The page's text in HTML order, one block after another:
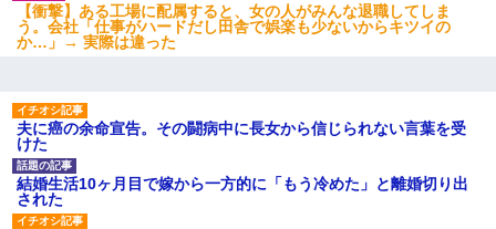
【衝撃】ある工場に配属すると、女の人がみんな退職してしま
う。会社「仕事がハードだし田舎で娯楽も少ないからキツイの
か…」→ 実際は違った
夫に癌の余命宣告。その闘病中に長女から信じられない言葉を受
けた
結婚生活10ヶ月目で嫁から一方的に「もう冷めた」と離婚切り出
された